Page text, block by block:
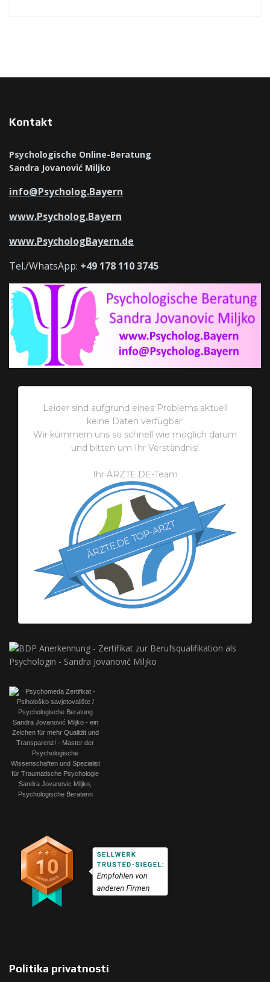
Kontakt
Psychologische Online-Beratung
Sandra Jovanović Miljko
info@Psycholog.Bayern
www.Psycholog.Bayern
www.PsychologBayern.de
Tel./WhatsApp: +49 178 110 3745
Leider sind aufgrund eines Problems aktuell
keine Daten verfügbar.
Wir kümmern uns so schnell wie möglich darum
und bitten um Ihr Verständnis!
Ihr ÄRZTE.DE-Team
Politika privatnosti